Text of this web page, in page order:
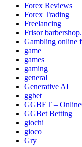
Forex Reviews
Forex Trading
Freelancing
Frisor
Gambling online
game
games
gaming
general
Generative AI
ggbet
GGBET –
GGBet Betting
giochi
gioco
Gry